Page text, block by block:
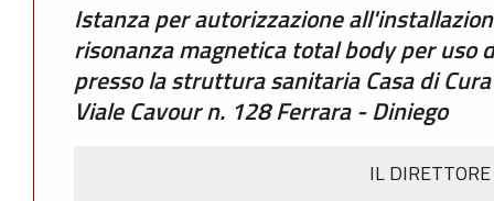
Istanza per autorizzazione
risonanza magnetica total body per uso
presso la struttura sanitaria Casa di
Viale Cavour n. 128 Ferrara - Diniego
IL DIRETTORE